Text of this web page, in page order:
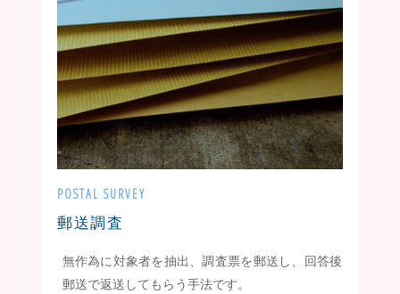
POSTAL SURVEY
郵送調査
無作為に対象者を抽出、調査票を郵送し、回答後
郵送で返送してもらう手法です。